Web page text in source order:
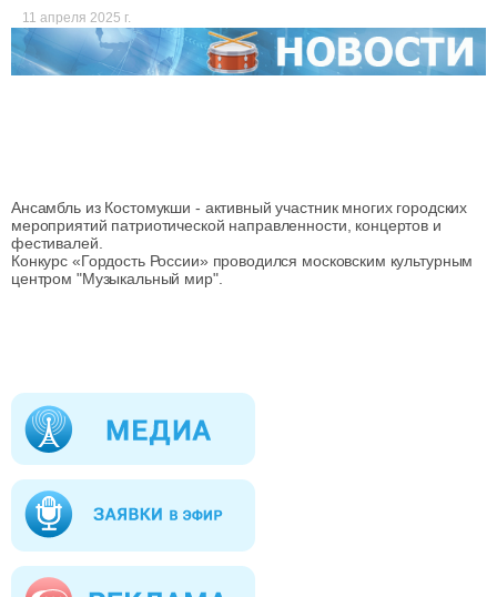
11 апреля 2025 г.
Ансамбль из Костомукши - активный участник многих городских
мероприятий патриотической направленности, концертов и
фестивалей.
Конкурс «Гордость России» проводился московским культурным
центром "Музыкальный мир".